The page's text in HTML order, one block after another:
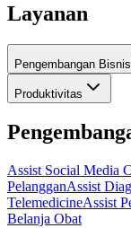
Layanan
Pengembangan Bisnis
Produktivitas
Assist Social Media
PelangganAssist
TelemedicineAssist
Belanja Obat